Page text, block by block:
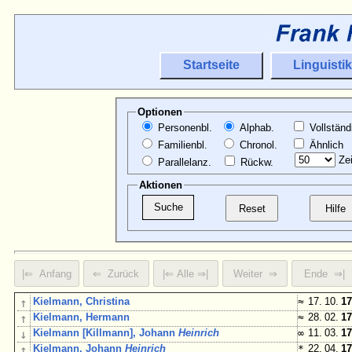
Startseite Linguistik
Optionen
Personenbl.
Familienbl.
Parallelanz.
Alphab.
Chronol.
Rückw.
Ähnlich
Aktionen
↑ Kielmann, Christina ≈ 17. 10.
↑ Kielmann, Hermann ≈ 28. 02.
↓ Kielmann [Killmann], JohannHeinrich ∞ 11. 03.
Kielmann, JohannHeinrich * 22. 04.